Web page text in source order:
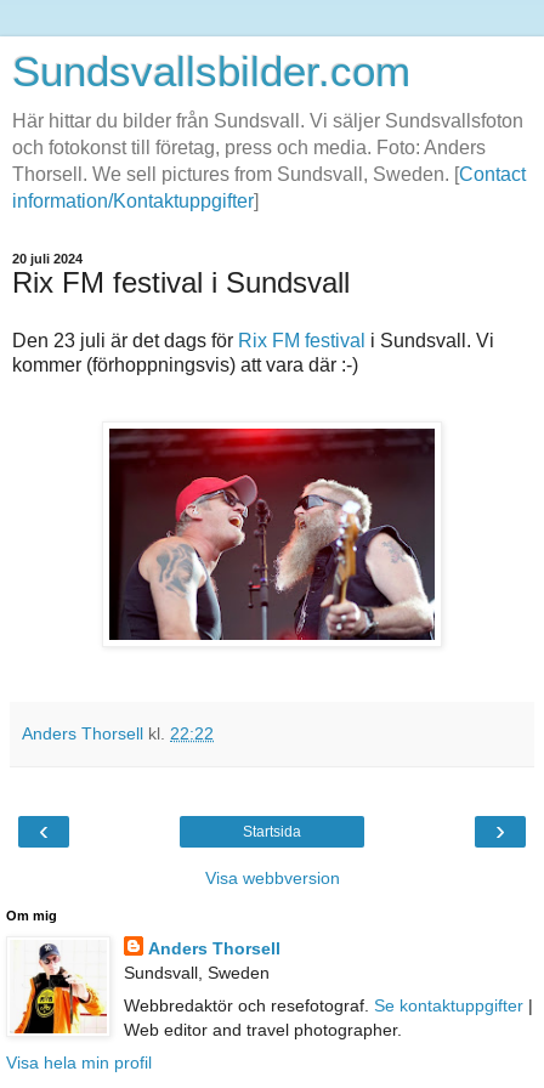
Sundsvallsbilder.com
Här hittar du bilder från Sundsvall. Vi säljer Sundsvallsfoton
och fotokonst till företag, press och media. Foto: Anders
Thorsell. We sell pictures from Sundsvall, Sweden. [Contact
information/Kontaktuppgifter]
20 juli 2024
Rix FM festival i Sundsvall
Den 23 juli är det dags för Rix FM festival i Sundsvall. Vi
kommer (förhoppningsvis) att vara där :-)
Anders Thorsell kl. 22:22
‹ ›
Startsida
Visa webbversion
Om mig
Anders Thorsell
Sundsvall, Sweden
Webbredaktör och resefotograf. Se kontaktuppgifter|
Web editor and travel photographer.
Visa hela min profil